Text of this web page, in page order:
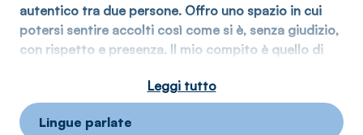
autentico tra due persone. Offro uno spazio in cui
potersi sentire accolti così come si è, senza giudizio,
con rispetto e presenza. Il mio compito è quello di
che sta vivendo, aiutandola a comprendere più
profondamente il proprio modo di stare al mondo e
ad accedere a risorse personali spesso dimenticate o
Leggi tutto
Lingue parlate